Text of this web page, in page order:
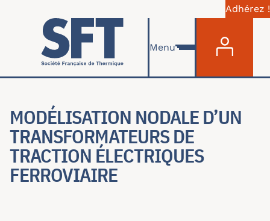
Aller au contenu principal
Adhérez !
Menu
MODÉLISATION NODALE D’UN
TRANSFORMATEURS DE
TRACTION ÉLECTRIQUES
FERROVIAIRE